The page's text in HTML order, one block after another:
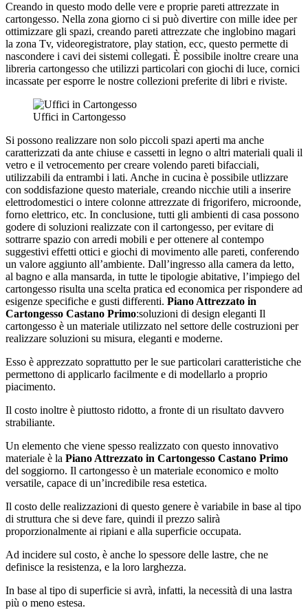
Creando in questo modo delle vere e proprie pareti attrezzate in
cartongesso. Nella zona giorno ci si può divertire con mille idee per
ottimizzare gli spazi, creando pareti attrezzate che inglobino magari
la zona Tv, videoregistratore, play station, ecc, questo permette di
nascondere i cavi dei sistemi collegati. È possibile inoltre creare una
libreria cartongesso che utilizzi particolari con giochi di luce, cornici
incassate per esporre le nostre collezioni preferite di libri e riviste.
Uffici in Cartongesso
Si possono realizzare non solo piccoli spazi aperti ma anche
caratterizzati da ante chiuse e cassetti in legno o altri materiali quali il
vetro e il vetrocemento per creare volendo pareti bifacciali,
utilizzabili da entrambi i lati. Anche in cucina è possibile utlizzare
con soddisfazione questo materiale, creando nicchie utili a inserire
elettrodomestici o intere colonne attrezzate di frigorifero, microonde,
forno elettrico, etc. In conclusione, tutti gli ambienti di casa possono
godere di soluzioni realizzate con il cartongesso, per evitare di
sottrarre spazio con arredi mobili e per ottenere al contempo
suggestivi effetti ottici e giochi di movimento alle pareti, conferendo
un valore aggiunto all’ambiente. Dall’ingresso alla camera da letto,
al bagno e alla mansarda, in tutte le tipologie abitative, l’impiego del
cartongesso risulta una scelta pratica ed economica per rispondere ad
esigenze specifiche e gusti differenti. Piano Attrezzato in
Cartongesso Castano Primo:soluzioni di design eleganti Il
cartongesso è un materiale utilizzato nel settore delle costruzioni per
realizzare soluzioni su misura, eleganti e moderne.
Esso è apprezzato soprattutto per le sue particolari caratteristiche che
permettono di applicarlo facilmente e di modellarlo a proprio
piacimento.
Il costo inoltre è piuttosto ridotto, a fronte di un risultato davvero
strabiliante.
Un elemento che viene spesso realizzato con questo innovativo
materiale è la Piano Attrezzato in Cartongesso Castano Primo
del soggiorno. Il cartongesso è un materiale economico e molto
versatile, capace di un’incredibile resa estetica.
Il costo delle realizzazioni di questo genere è variabile in base al tipo
di struttura che si deve fare, quindi il prezzo salirà
proporzionalmente ai ripiani e alla superficie occupata.
Ad incidere sul costo, è anche lo spessore delle lastre, che ne
definisce la resistenza, e la loro larghezza.
In base al tipo di superficie si avrà, infatti, la necessità di una lastra
più o meno estesa.